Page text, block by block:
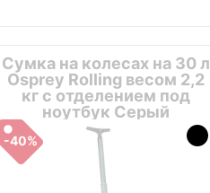
Сумка на колесах на 30 л
Osprey Rolling весом 2,2
кг с отделением под
ноутбук Серый
-40%